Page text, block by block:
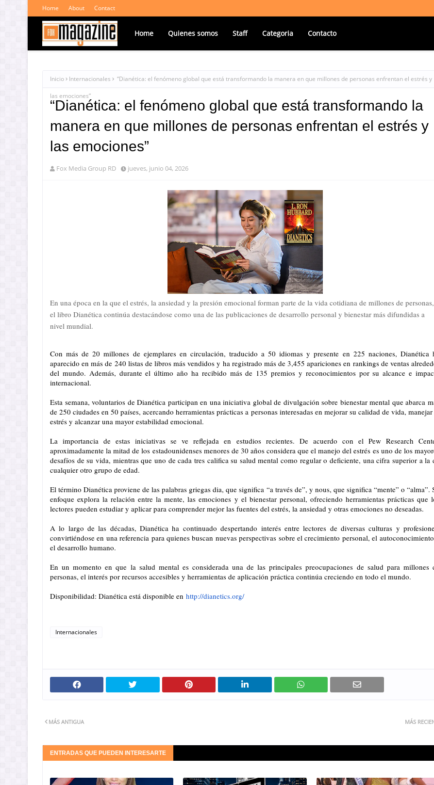
Home About Contact
Home Quienes somos Staff Categoria Contacto
Inicio Internacionales “Dianética: el fenómeno global que está transformando la manera en que millones de personas enfrentan el estrés y
las emociones”
“Dianética: el fenómeno global que está transformando la
manera en que millones de personas enfrentan el estrés y
las emociones”
Fox Media Group RD jueves, junio 04, 2026
En una época en la que el estrés, la ansiedad y la presión emocional forman parte de la vida cotidiana de millones de personas,
el libro Dianética continúa destacándose como una de las publicaciones de desarrollo personal y bienestar más difundidas a
nivel mundial.
Con más de 20 millones de ejemplares en circulación, traducido a 50 idiomas y presente en 225 naciones, Dianética
aparecido en más de 240 listas de libros más vendidos y ha registrado más de 3,455 apariciones en rankings de ventas
del mundo. Además, durante el último año ha recibido más de 135 premios y reconocimientos por su alcance e
internacional.
Esta semana, voluntarios de Dianética participan en una iniciativa global de divulgación sobre bienestar mental que abarca
de 250 ciudades en 50 países, acercando herramientas prácticas a personas interesadas en mejorar su calidad de vida,
estrés y alcanzar una mayor estabilidad emocional.
La importancia de estas iniciativas se ve reflejada en estudios recientes. De acuerdo con el Pew Research
aproximadamente la mitad de los estadounidenses menores de 30 años considera que el manejo del estrés es uno de los
desafíos de su vida, mientras que uno de cada tres califica su salud mental como regular o deficiente, una cifra superior a la
cualquier otro grupo de edad.
El término Dianética proviene de las palabras griegas dia, que significa “a través de”, y nous, que significa “mente” o “alma”.
enfoque explora la relación entre la mente, las emociones y el bienestar personal, ofreciendo herramientas prácticas que
lectores pueden estudiar y aplicar para comprender mejor las fuentes del estrés, la ansiedad y otras emociones no deseadas.
A lo largo de las décadas, Dianética ha continuado despertando interés entre lectores de diversas culturas y
convirtiéndose en una referencia para quienes buscan nuevas perspectivas sobre el crecimiento personal, el
el desarrollo humano.
En un momento en que la salud mental es considerada una de las principales preocupaciones de salud para millones
personas, el interés por recursos accesibles y herramientas de aplicación práctica continúa creciendo en todo el mundo.
Disponibilidad: Dianética está disponible en http://dianetics.org/
Internacionales
MÁS
MÁS ANTIGUA
ENTRADAS QUE PUEDEN INTERESARTE